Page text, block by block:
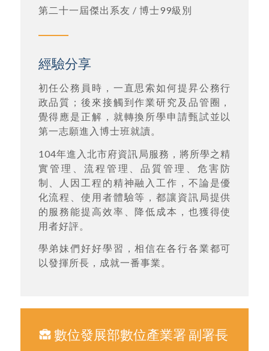
第二十一屆傑出系友 / 博士99級別
經驗分享
初任公務員時，一直思索如何提昇公務行
政品質；後來接觸到作業研究及品管圈，
覺得應是正解，就轉換所學申請甄試並以
第一志願進入博士班就讀。
104年進入北市府資訊局服務，將所學之精
實管理、流程管理、品質管理、危害防
制、人因工程的精神融入工作，不論是優
化流程、使用者體驗等，都讓資訊局提供
的服務能提高效率、降低成本，也獲得使
用者好評。
學弟妹們好好學習，相信在各行各業都可
以發揮所長，成就一番事業。
數位發展部數位產業署 副署長